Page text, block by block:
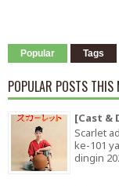
Popular Tags
POPULAR POSTS THIS
[Cast &
Scarlet
ke-101
dingin